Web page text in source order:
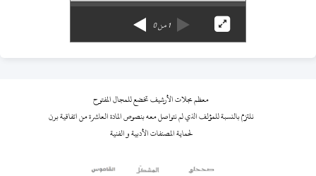
1من0
معظم مجلات الأرشيف تخضع للمجال المفتوح
نلتزم بالنسبة للمؤلف الذي لم نتواصل معه بنصوص المادة العاشرة من اتفاقية برن
لحماية المصنفات الأدبية و الفنية